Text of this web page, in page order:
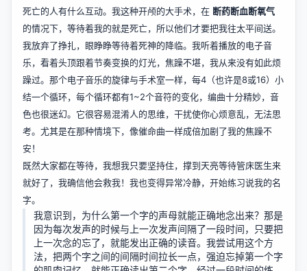
死亡的人有什么互动。我这种开颅的大手术，在 断药断血断氧气
的情况下，等待着我的就是死亡，所以他们才要把我往太平间送。
我放弃了挣扎，眼睁睁等待着死神的降临。我听着播放的电子音
乐，看着头顶跟着节奏变换的灯光，焦躁不堪，我从来没有如此烦
躁过。那个电子音乐的旋律与手术室一样，每4（也许是8或16）小
结一个循环，每个循环都有1~2个音符的变化，编曲十分精妙，音
色也很迷幻。它很容易混淆人的思维，干扰使你心烦意乱，无法思
考。尤其是在那种情境下，像催命曲一样成倍加剧了我的焦躁不
安！
既然大家都在等待，我想我只要坚持住，撑到天亮等待管床医生来
就好了，我确信他会救我！我也变得异常冷静，开始练习说我的名
字。
我意识到，为什么第一个字的声母就能正确地念出来？那是
因为每次发声的时候与上一次发声间隔了一段时间，只要把
上一次念的忘了，就能发出正确的读音。我尝试用这个方
法，把两个字之间的间隔时间拉长一点，强迫忘掉第一个字